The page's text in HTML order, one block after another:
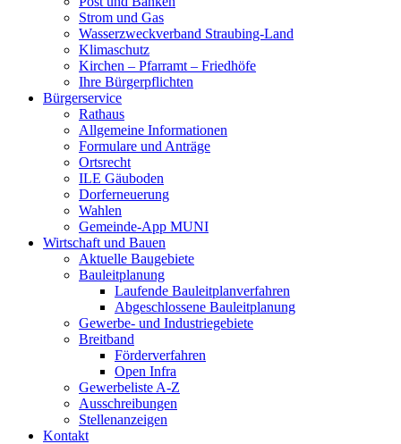
Strom und Gas
Wasserzweckverband Straubing-Land
Klimaschutz
Kirchen – Pfarramt – Friedhöfe
Ihre Bürgerpflichten
Bürgerservice
Rathaus
Allgemeine Informationen
Formulare und Anträge
Ortsrecht
ILE Gäuboden
Dorferneuerung
Wahlen
Gemeinde-App MUNI
Wirtschaft und Bauen
Aktuelle Baugebiete
Bauleitplanung
Laufende Bauleitplanverfahren
Abgeschlossene Bauleitplanung
Gewerbe- und Industriegebiete
Breitband
Förderverfahren
Open Infra
Gewerbeliste A-Z
Ausschreibungen
Stellenanzeigen
Kontakt